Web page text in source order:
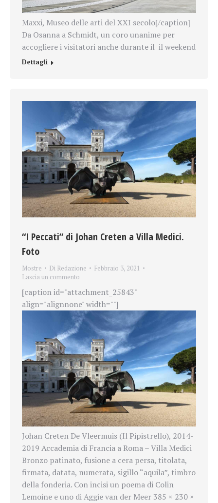
Maxxi, Museo delle arti del XXI secolo[/caption]
Da Osanna a Schmidt, un coro unanime per
accogliere i visitatori anche durante il il weekend
Dettagli
“I Peccati” di Johan Creten a Villa Medici.
Foto
Mostre Di Redazione
Febbraio 3, 2021
Lascia un commento
[caption id="attachment_25843"
align="alignnone" width=""]
Johan Creten De Vleermuis (Il Pipistrello), 2014-
2019 Accademia di Francia a Roma – Villa Medici
Bronzo patinato, fusione a cera persa, titolata,
firmata, datata, numerata, sigillo “aquila”, timbro
della fonderia. Con incisi un poema di Colin
Lemoine e uno di Aggie van der Meer 385 × 230 ×